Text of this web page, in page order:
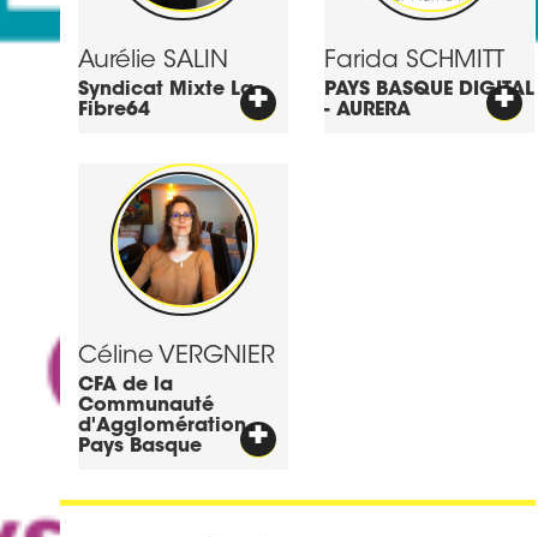
Aurélie SALIN
Syndicat Mixte La
Fibre64
+
Farida SCHMITT
PAYS BASQUE DIGITAL
- AURERA
+
Céline VERGNIER
CFA de la
Communauté
d'Agglomération
Pays Basque
+